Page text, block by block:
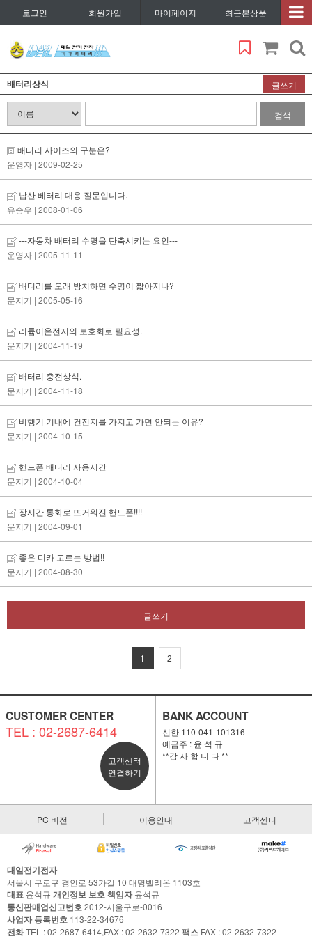
로그인 회원가입 마이페이지 최근본상품
배터리상식 글쓰기
검색
배터리 사이즈의 구분은?
운영자 | 2009-02-25
납산 베터리 대응 질문입니다.
유승우 | 2008-01-06
---자동차 배터리 수명을 단축시키는 요인---
운영자 | 2005-11-11
배터리를 오래 방치하면 수명이 짧아지나?
문지기 | 2005-05-16
리튬이온전지의 보호회로 필요성.
문지기 | 2004-11-19
배터리 충전상식.
문지기 | 2004-11-18
비행기 기내에 건전지를 가지고 가면 안되는 이유?
문지기 | 2004-10-15
핸드폰 배터리 사용시간
문지기 | 2004-10-04
장시간 통화로 뜨거워진 핸드폰!!!!
문지기 | 2004-09-01
좋은 디카 고르는 방법!!
문지기 | 2004-08-30
글쓰기
1 2
CUSTOMER CENTER
TEL : 02-2687-6414
고객센터
연결하기
BANK ACCOUNT
신한 110-041-101316
예금주 : 윤 석 규
**감 사 합 니 다 **
PC 버전 이용안내 고객센터
대일전기전자
서울시 구로구 경인로 53가길 10 대명벨리온 1103호
대표 윤석규 개인정보 보호 책임자윤석규
통신판매업신고번호2012-서울구로-0016
사업자 등록번호 113-22-34676
전화TEL : 02-2687-6414,FAX : 02-2632-7322 팩스 FAX : 02-2632-7322